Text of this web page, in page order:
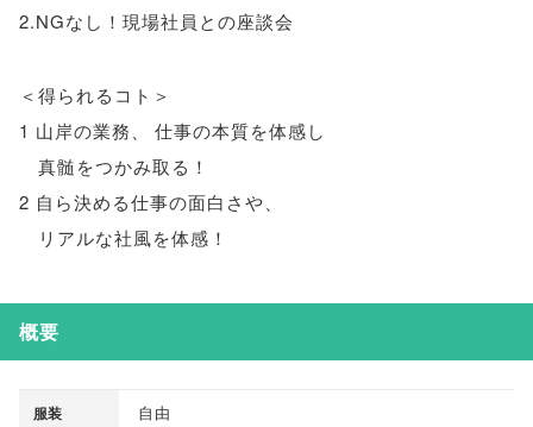
2.NGなし！現場社員との座談会
＜得られるコト＞
1 山岸の業務、
仕事の本質を体感し
真髄をつかみ取る！
2 自ら決める仕事の面白さや、
リアルな社風を体感！
概要
服装 自由